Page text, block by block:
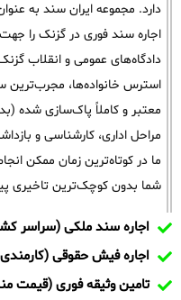
دارد. مجموعه ایران سند به
اجاره سند فوری در گزنک را
دادگاه‌های عمومی و انقلاب
استرس خانواده‌ها، مجرب‌ترین
معتبر و کاملاً پاک‌سازی شده
مراحل اداری، کارشناسی و
ما در کوتاه‌ترین زمان ممکن
شما بدون کوچک‌ترین تاخیری
اجاره سند ملکی (سراسر
اجاره فیش حقوقی
تامین وثیقه فوری (قیمت